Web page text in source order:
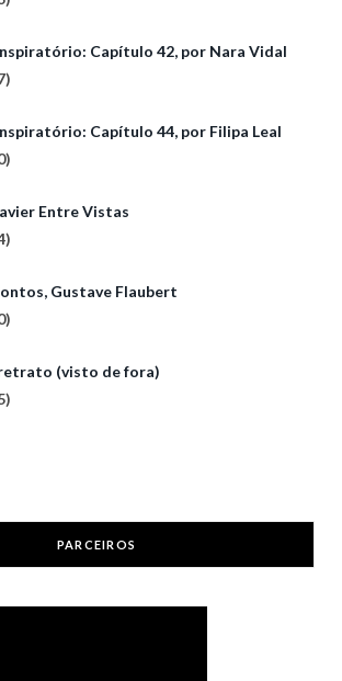
Capítulo 42, por Nara Vidal
Capítulo 44, por Filipa Leal
Entre Vistas
Gustave Flaubert
(visto de fora)
PARCEIROS